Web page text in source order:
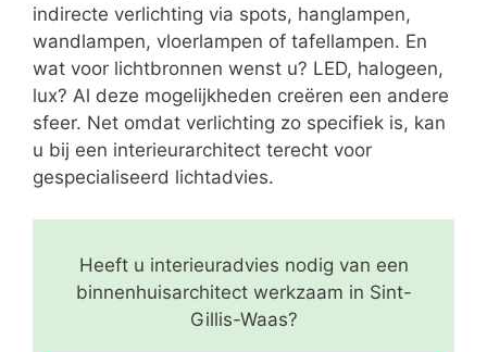
indirecte verlichting via spots, hanglampen,
wandlampen, vloerlampen of tafellampen. En
wat voor lichtbronnen wenst u? LED, halogeen,
lux? Al deze mogelijkheden creëren een andere
sfeer. Net omdat verlichting zo specifiek is, kan
u bij een interieurarchitect terecht voor
gespecialiseerd lichtadvies.
Heeft u interieuradvies nodig van een
binnenhuisarchitect werkzaam in Sint-
Gillis-Waas?